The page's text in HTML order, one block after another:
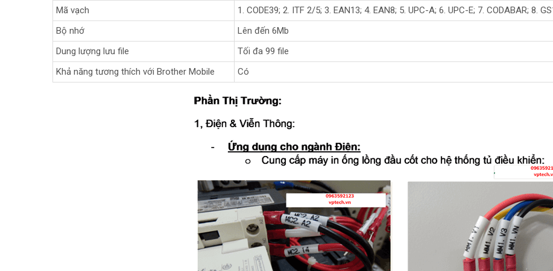
Mã vạch
1. CODE39; 2. ITF 2/5; 3. EAN13; 4. EAN8; 5. UPC-A; 6. UPC-E; 7. CODABAR; 8.
Bộ nhớ
Lên đến 6Mb
Dung lượng lưu file
Tối đa 99 file
Khả năng tương thích với Brother Mobile
Có